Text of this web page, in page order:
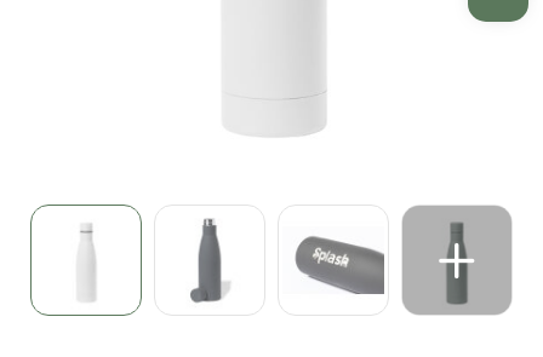
Overige relatiegeschenken